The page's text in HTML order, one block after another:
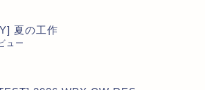
夏の工作
ュー